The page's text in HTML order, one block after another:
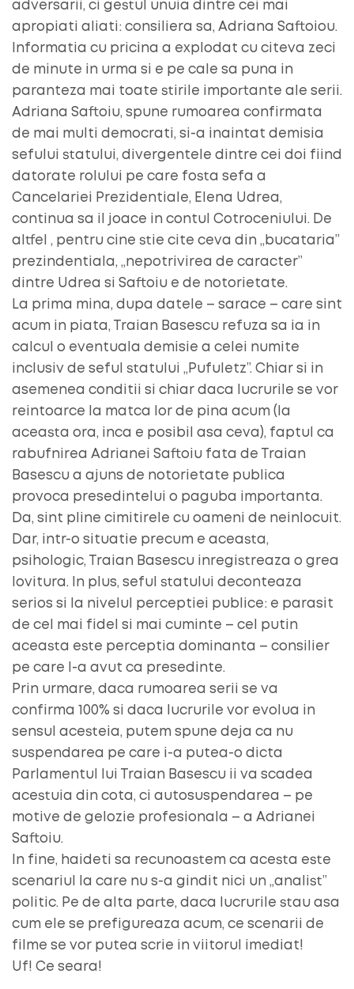
adversarii, ci gestul unuia dintre cei mai
apropiati aliati: consiliera sa, Adriana Saftoiou.
Informatia cu pricina a explodat cu citeva zeci
de minute in urma si e pe cale sa puna in
paranteza mai toate stirile importante ale serii.
Adriana Saftoiu, spune rumoarea confirmata
de mai multi democrati, si-a inaintat demisia
sefului statului, divergentele dintre cei doi fiind
datorate rolului pe care fosta sefa a
Cancelariei Prezidentiale, Elena Udrea,
continua sa il joace in contul Cotroceniului. De
altfel , pentru cine stie cite ceva din „bucataria”
prezindentiala, „nepotrivirea de caracter”
dintre Udrea si Saftoiu e de notorietate.
La prima mina, dupa datele – sarace – care sint
acum in piata, Traian Basescu refuza sa ia in
calcul o eventuala demisie a celei numite
inclusiv de seful statului „Pufuletz”. Chiar si in
asemenea conditii si chiar daca lucrurile se vor
reintoarce la matca lor de pina acum (la
aceasta ora, inca e posibil asa ceva), faptul ca
rabufnirea Adrianei Saftoiu fata de Traian
Basescu a ajuns de notorietate publica
provoca presedintelui o paguba importanta.
Da, sint pline cimitirele cu oameni de neinlocuit.
Dar, intr-o situatie precum e aceasta,
psihologic, Traian Basescu inregistreaza o grea
lovitura. In plus, seful statului deconteaza
serios si la nivelul perceptiei publice: e parasit
de cel mai fidel si mai cuminte – cel putin
aceasta este perceptia dominanta – consilier
pe care l-a avut ca presedinte.
Prin urmare, daca rumoarea serii se va
confirma 100% si daca lucrurile vor evolua in
sensul acesteia, putem spune deja ca nu
suspendarea pe care i-a putea-o dicta
Parlamentul lui Traian Basescu ii va scadea
acestuia din cota, ci autosuspendarea – pe
motive de gelozie profesionala – a Adrianei
Saftoiu.
In fine, haideti sa recunoastem ca acesta este
scenariul la care nu s-a gindit nici un „analist”
politic. Pe de alta parte, daca lucrurile stau asa
cum ele se prefigureaza acum, ce scenarii de
filme se vor putea scrie in viitorul imediat!
Uf! Ce seara!